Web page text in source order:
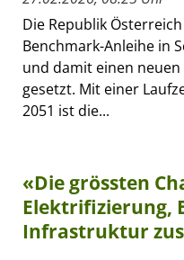
Die Republik
Benchmark-Anleihe in
und damit einen
gesetzt. Mit einer
2051 ist die...
«Die grössten
Elektrifizierung,
Infrastruktur